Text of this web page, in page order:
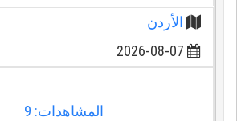
الأردن
2026-08-07
المشاهدات: 9